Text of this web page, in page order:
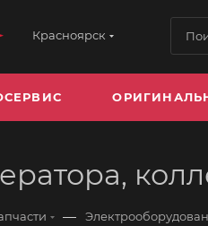
Красноярск
—